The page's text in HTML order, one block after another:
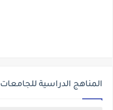
المناهج الدراسية للجامعات